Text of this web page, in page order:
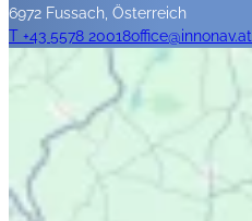
6972 Fussach, Österreich
T +43 5578 20018office@innonav.at